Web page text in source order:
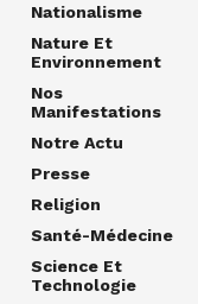
Nationalisme
Nature Et
Environnement
Nos
Manifestations
Notre Actu
Presse
Religion
Santé-Médecine
Science Et
Technologie